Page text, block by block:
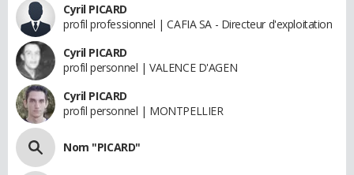
Cyril PICARD
profil professionnel | CAFIA SA - Directeur d'exploitation
Cyril PICARD
profil personnel | VALENCE D'AGEN
Cyril PICARD
profil personnel | MONTPELLIER
Nom "PICARD"